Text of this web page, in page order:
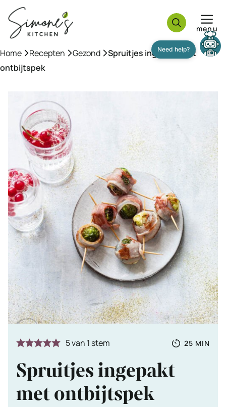
naar
inhoud
menu
Home »Recepten »Gezond »Spruitjes ingepakt met
ontbijtspek
5van 1 stem
Totale
25 MIN
Spruitjes ingepakt
met ontbijtspek